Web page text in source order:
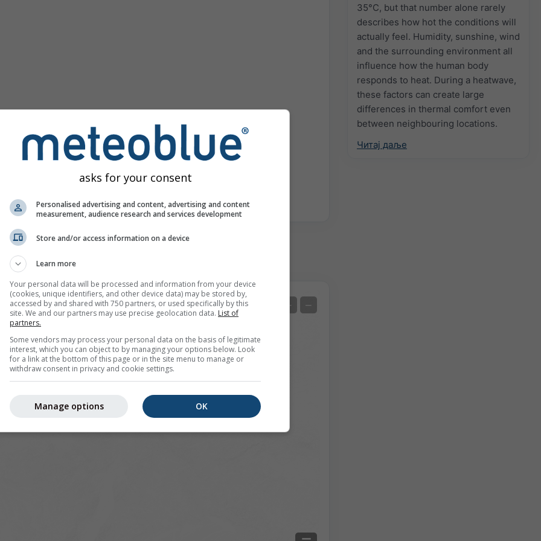
35°C, but that number alone rarely
describes how hot the conditions will
actually feel. Humidity, sunshine, wind
and the surrounding environment all
influence how the human body
responds to heat. During a heatwave,
these factors can create large
differences in thermal comfort even
between neighbouring locations.
Читај даље
за Лимбург на Лани пружа све временске информације у 3
Немачка
+ −
asks for your consent
Personalised advertising and content, advertising and content
measurement, audience research and services development
Store and/or access information on a device
Learn more
Your personal data will be processed and information from your device
(cookies, unique identifiers, and other device data) may be stored by,
accessed by and shared with 750 partners, or used specifically by this
site. We and our partners may use precise geolocation data. List of
partners.
Some vendors may process your personal data on the basis of legitimate
interest, which you can object to by managing your options below. Look
for a link at the bottom of this page or in the site menu to manage or
withdraw consent in privacy and cookie settings.
OK
Manage options